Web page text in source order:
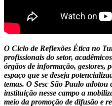
O Ciclo de Reflexões Ética no
profissionais do setor,
órgãos de informação, gestores,
espaço que se deseja
temas. O Sesc São Paulo
instituição nesse campo a
meio da promoção de difusão e